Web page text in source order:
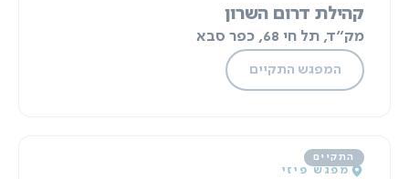
קהילת דרום השרון
מק"ד, תל חי 68, כפר סבא
המפגש התקיים
מפגש פיזי